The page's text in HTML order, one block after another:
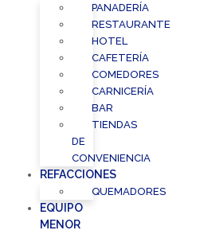
PANADERÍA
RESTAURANTE
HOTEL
CAFETERÍA
COMEDORES
CARNICERÍA
BAR
TIENDAS
DE
CONVENIENCIA
REFACCIONES
QUEMADORES
EQUIPO
MENOR